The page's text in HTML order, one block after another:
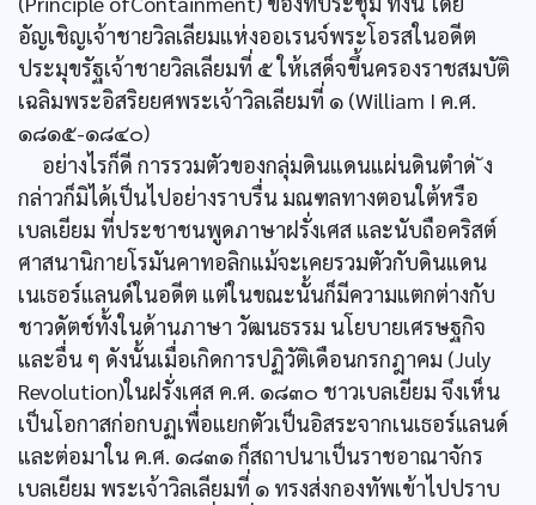
อัญเชิญเจ้าชายวิลเลียมแห่งออเรนจ์พระโอรสในอดีต
ประมุขรัฐเจ้าชายวิลเลียมที่ ๕ ให้เสด็จขึ้นครองราชสมบัติ
เฉลิมพระอิสริยยศพระเจ้าวิลเลียมที่ ๑ (William I ค.ศ.
๑๘๑๕-๑๘๔๐)
อย่างไรก็ดี การรวมตัวของกลุ่มดินแดนแผ่นดินตำด่ ัง
กล่าวก็มิได้เป็นไปอย่างราบรื่น มณฑลทางตอนใต้หรือ
เบลเยียม ที่ประชาชนพูดภาษาฝรั่งเศส และนับถือคริสต์
ศาสนานิกายโรมันคาทอลิกแม้จะเคยรวมตัวกับดินแดน
เนเธอร์แลนด์ในอดีต แต่ในขณะนั้นก็มีความแตกต่างกับ
ชาวดัตช์ทั้งในด้านภาษา วัฒนธรรม นโยบายเศรษฐกิจ
และอื่น ๆ ดังนั้นเมื่อเกิดการปฏิวัติเดือนกรกฎาคม (July
Revolution)ในฝรั่งเศส ค.ศ. ๑๘๓๐ ชาวเบลเยียม จึงเห็น
เป็นโอกาสก่อกบฏเพื่อแยกตัวเป็นอิสระจากเนเธอร์แลนด์
และต่อมาใน ค.ศ. ๑๘๓๑ ก็สถาปนาเป็นราชอาณาจักร
เบลเยียม พระเจ้าวิลเลียมที่ ๑ ทรงส่งกองทัพเข้าไปปราบ